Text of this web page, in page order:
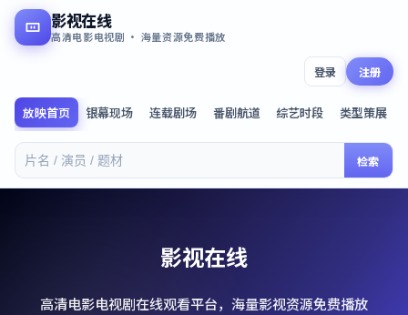
影视在线
高清电影电视剧 · 海量资源免费播放
放映首页 银幕现场 连载剧场 番剧航道 综艺时段 类型策展
检索
登录 注册
影视在线
高清电影电视剧在线观看平台，海量影视资源免费播放